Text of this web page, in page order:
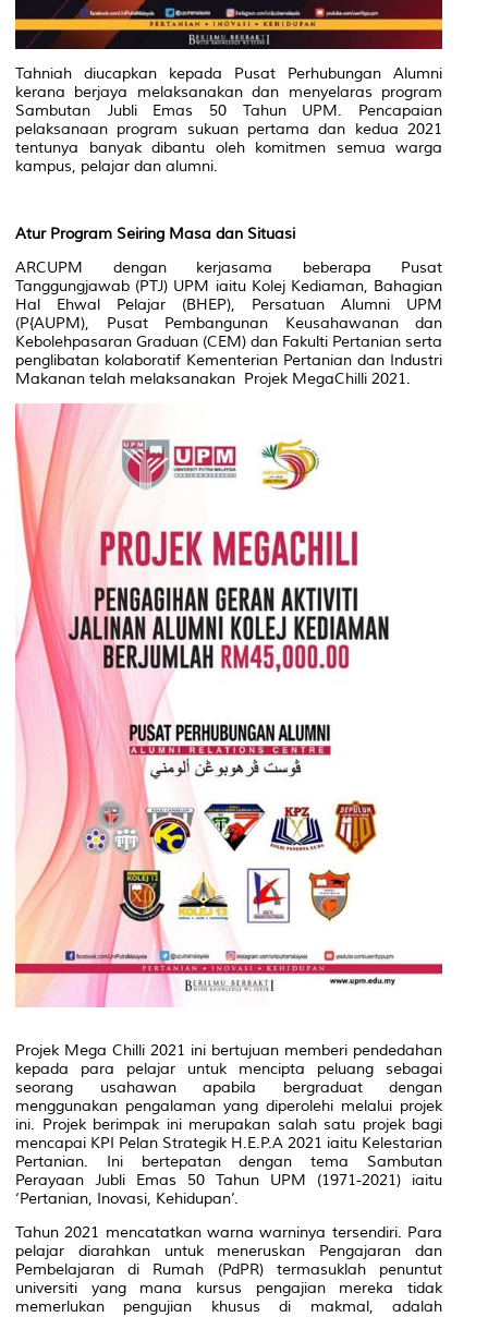
Tahniah diucapkan kepada Pusat Perhubungan Alumni
kerana berjaya melaksanakan dan menyelaras program
Sambutan Jubli Emas 50 Tahun UPM. Pencapaian
pelaksanaan program sukuan pertama dan kedua 2021
tentunya banyak dibantu oleh komitmen semua warga
kampus, pelajar dan alumni.
Atur Program Seiring Masa dan Situasi
ARCUPM dengan kerjasama beberapa Pusat
Tanggungjawab (PTJ) UPM iaitu Kolej Kediaman, Bahagian
Hal Ehwal Pelajar (BHEP), Persatuan Alumni UPM
(P{AUPM), Pusat Pembangunan Keusahawanan dan
Kebolehpasaran Graduan (CEM) dan Fakulti Pertanian serta
penglibatan kolaboratif Kementerian Pertanian dan Industri
Makanan telah melaksanakan Projek MegaChilli 2021.
Projek Mega Chilli 2021 ini bertujuan memberi pendedahan
kepada para pelajar untuk mencipta peluang sebagai
seorang usahawan apabila bergraduat dengan
menggunakan pengalaman yang diperolehi melalui projek
ini. Projek berimpak ini merupakan salah satu projek bagi
mencapai KPI Pelan Strategik H.E.P.A 2021 iaitu Kelestarian
Pertanian. Ini bertepatan dengan tema Sambutan
Perayaan Jubli Emas 50 Tahun UPM (1971-2021) iaitu
‘Pertanian, Inovasi, Kehidupan’.
Tahun 2021 mencatatkan warna warninya tersendiri. Para
pelajar diarahkan untuk meneruskan Pengajaran dan
Pembelajaran di Rumah (PdPR) termasuklah penuntut
universiti yang mana kursus pengajian mereka tidak
memerlukan pengujian khusus di makmal, adalah